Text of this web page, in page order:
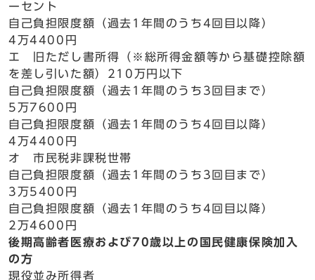
ーセント
自己負担限度額（過去1年間のうち4回目以降）
4万4400円
エ 旧ただし書所得（※総所得金額等から基礎控除額
を差し引いた額）210万円以下
自己負担限度額（過去1年間のうち3回目まで）
5万7600円
自己負担限度額（過去1年間のうち4回目以降）
4万4400円
オ 市民税非課税世帯
自己負担限度額（過去1年間のうち3回目まで）
3万5400円
自己負担限度額（過去1年間のうち4回目以降）
2万4600円
後期高齢者医療および70歳以上の国民健康保険加入
の方
現役並み所得者